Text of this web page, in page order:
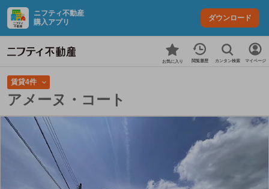
ニフティ不動産
購入アプリ
ダウンロード
お気に入り 閲覧履歴 カンタン検索 マイページ
賃貸4件
アメーヌ・コート